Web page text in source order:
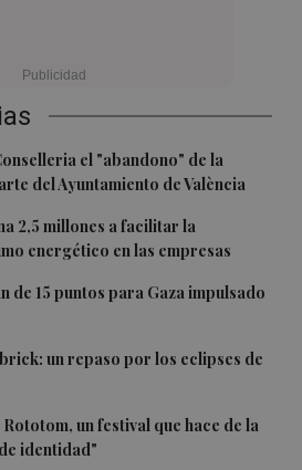
el "abandono" de la
del Ayuntamiento de València
2,5 millones a facilitar la
energético en las empresas
de 15 puntos para Gaza impulsado
un repaso por los eclipses de
un festival que hace de la
identidad"